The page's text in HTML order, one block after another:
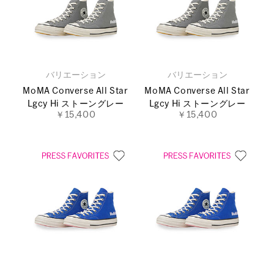
バリエーション
MoMA Converse All Star
Lgcy Hi ストーングレー
￥15,400
バリエーション
MoMA Converse All Star
Lgcy Hi ストーングレー
￥15,400